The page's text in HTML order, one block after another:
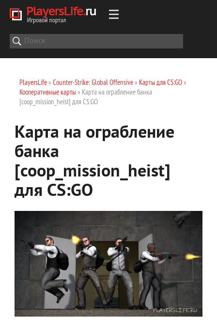
PlayersLife» Counter-Strike: Global Offensive» Карты для CS:GO»
Кооперативные карты» Карта на ограбление банка
[coop_mission_heist] для CS:GO
Карта на ограбление
банка
[coop_mission_heist]
для CS:GO